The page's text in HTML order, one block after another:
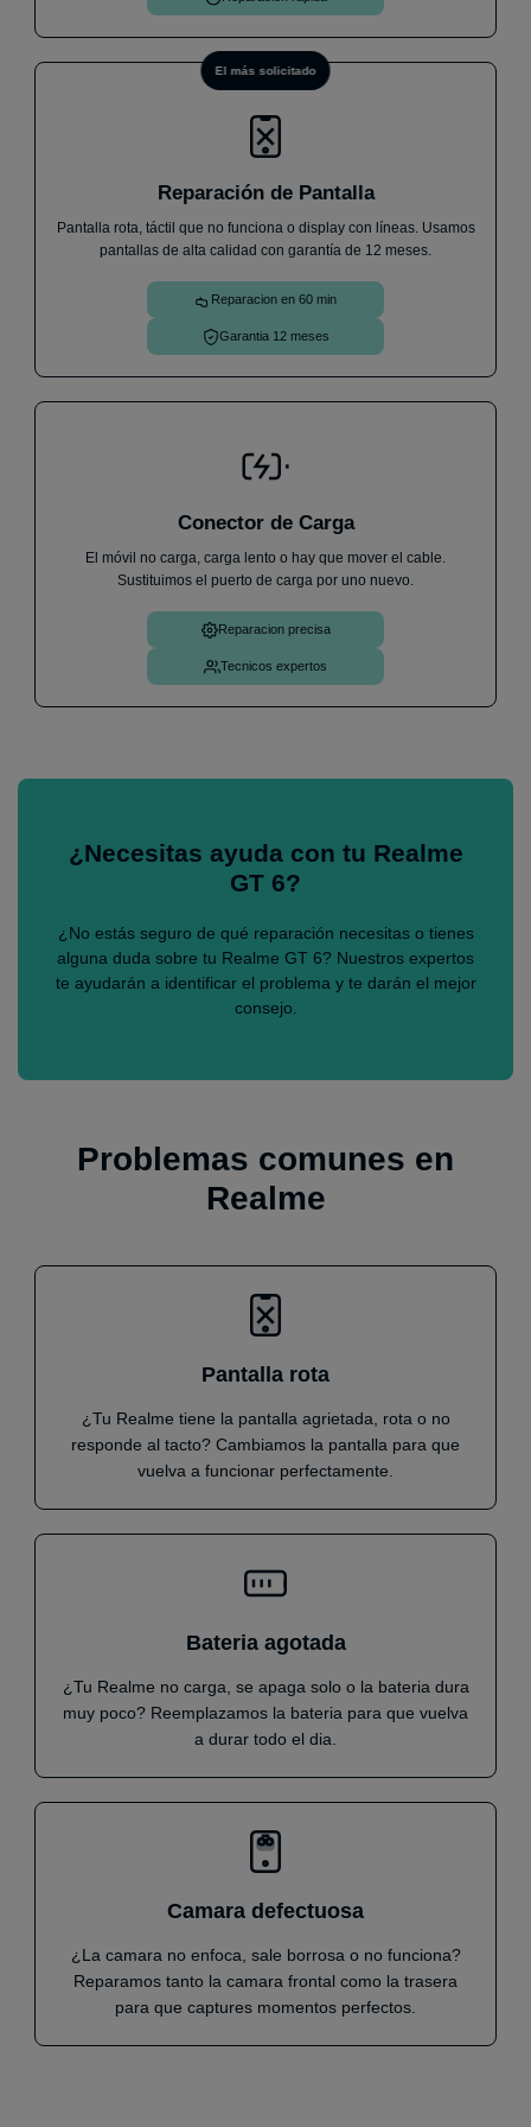
El más solicitado
Reparación de Pantalla
Pantalla rota, táctil que no funciona o display con líneas. Usamos
pantallas de alta calidad con garantía de 12 meses.
Reparacion en 60 min
Garantia 12 meses
Conector de Carga
El móvil no carga, carga lento o hay que mover el cable.
Sustituimos el puerto de carga por uno nuevo.
Reparacion precisa
Tecnicos expertos
¿Necesitas ayuda con tu Realme
GT 6?
¿No estás seguro de qué reparación necesitas o tienes
alguna duda sobre tu Realme GT 6? Nuestros expertos
te ayudarán a identificar el problema y te darán el mejor
consejo.
Problemas comunes en
Realme
Pantalla rota
¿Tu Realme tiene la pantalla agrietada, rota o no
responde al tacto? Cambiamos la pantalla para que
vuelva a funcionar perfectamente.
Bateria agotada
¿Tu Realme no carga, se apaga solo o la bateria dura
muy poco? Reemplazamos la bateria para que vuelva
a durar todo el dia.
Camara defectuosa
¿La camara no enfoca, sale borrosa o no funciona?
Reparamos tanto la camara frontal como la trasera
para que captures momentos perfectos.